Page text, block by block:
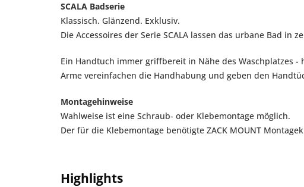
SCALA Badserie
Klassisch. Glänzend. Exklusiv.
Die Accessoires der Serie SCALA lassen das urbane Bad in
Ein Handtuch immer griffbereit in Nähe des Waschplatzes
Arme vereinfachen die Handhabung und geben den
Montagehinweise
Wahlweise ist eine Schraub- oder Klebemontage möglich.
Der für die Klebemontage benötigte ZACK MOUNT
Highlights